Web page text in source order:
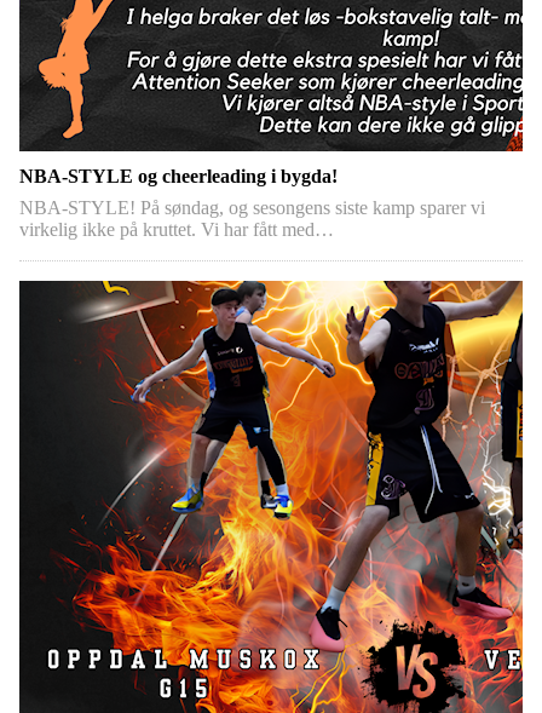
NBA-STYLE og cheerleading i bygda!
NBA-STYLE! På søndag, og sesongens siste kamp sparer vi
virkelig ikke på kruttet. Vi har fått med…